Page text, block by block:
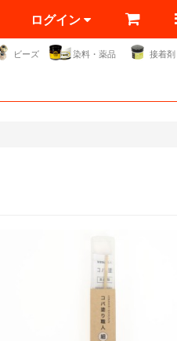
ログイン
ビーズ 染料・薬品 接着